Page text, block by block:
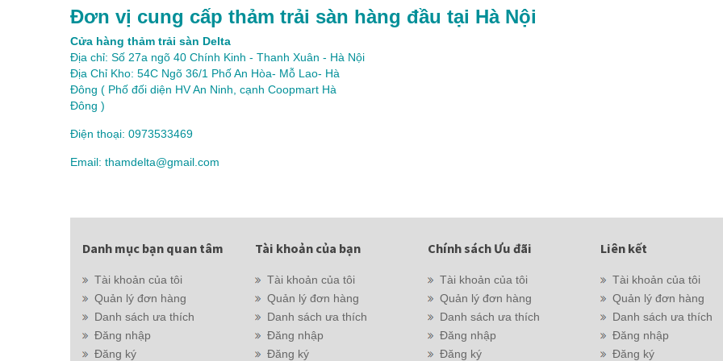
Đơn vị cung cấp thảm trải sàn hàng đầu tại Hà Nội
Cửa hàng thảm trải sàn Delta
Địa chỉ: Số 27a ngõ 40 Chính Kinh - Thanh Xuân - Hà Nội
Địa Chỉ Kho: 54C Ngõ 36/1 Phố An Hòa- Mỗ Lao- Hà
Đông ( Phố đối diện HV An Ninh, cạnh Coopmart Hà
Đông )
Điện thoại: 0973533469
Email: thamdelta@gmail.com
Danh mục bạn quan tâm
Tài khoản của tôi
Quản lý đơn hàng
Danh sách ưa thích
Đăng nhập
Đăng ký
Tài khoản của bạn
Tài khoản của tôi
Quản lý đơn hàng
Danh sách ưa thích
Đăng nhập
Đăng ký
Chính sách Ưu đãi
Tài khoản của tôi
Quản lý đơn hàng
Danh sách ưa thích
Đăng nhập
Đăng ký
Liên kết
Tài khoản của tôi
Quản lý đơn hàng
Danh sách ưa thích
Đăng nhập
Đăng ký